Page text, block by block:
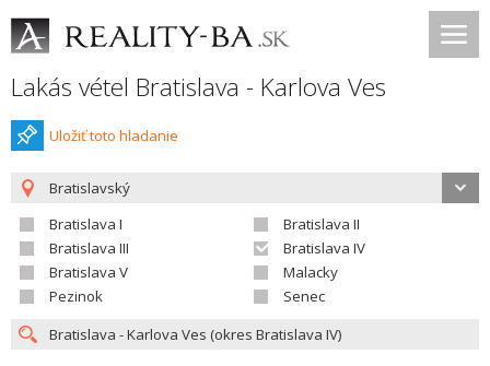
Lakás vétel Bratislava - Karlova Ves
Uložiť toto hladanie
Bratislavský
Bratislava I
Bratislava II
Bratislava III
Bratislava IV
Bratislava V
Malacky
Pezinok
Senec